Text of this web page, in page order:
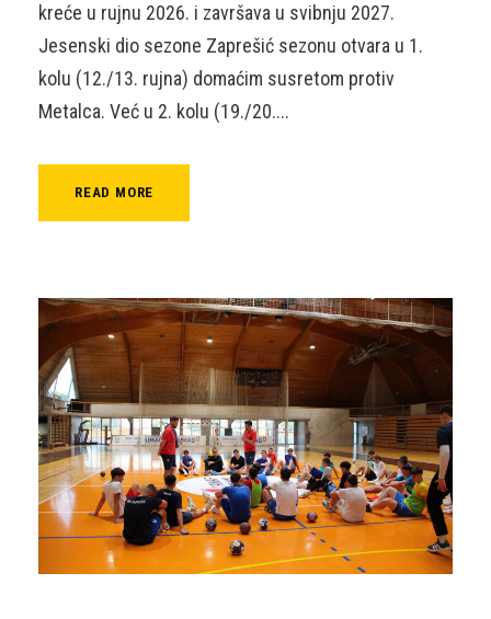
kreće u rujnu 2026. i završava u svibnju 2027.
Jesenski dio sezone Zaprešić sezonu otvara u 1.
kolu (12./13. rujna) domaćim susretom protiv
Metalca. Već u 2. kolu (19./20....
READ MORE